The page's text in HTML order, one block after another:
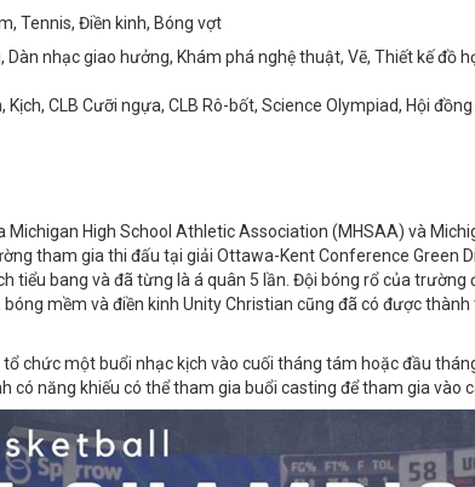
Tennis, Điền kinh, Bóng vợt
Dàn nhạc giao hưởng, Khám phá nghệ thuật, Vẽ, Thiết kế đồ
Kịch, CLB Cưỡi ngựa, CLB Rô-bốt, Science Olympiad, Hội
Michigan High School Athletic Association (MHSAA) và
tham gia thi đấu tại giải Ottawa-Kent Conference Green
tiểu bang và đã từng là á quân 5 lần. Đội bóng rổ của trường
bóng mềm và điền kinh Unity Christian cũng đã có được
chức một buổi nhạc kịch vào cuối tháng tám hoặc đầu
có năng khiếu có thể tham gia buổi casting để tham gia vào